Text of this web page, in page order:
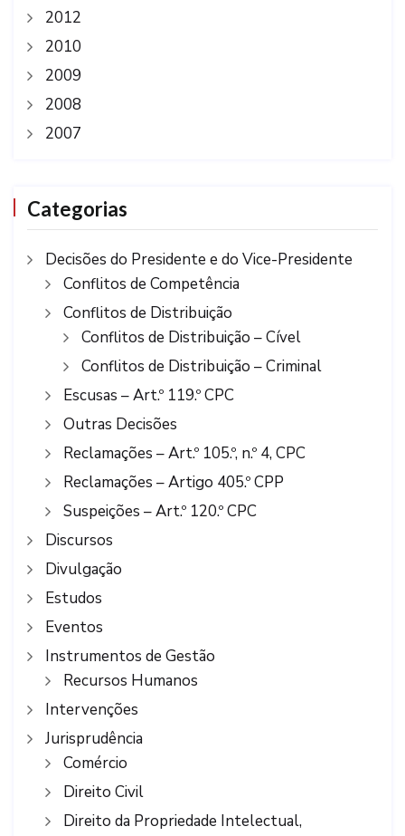
2012
2010
2009
2008
2007
Categorias
Decisões do Presidente e do Vice-Presidente
Conflitos de Competência
Conflitos de Distribuição
Conflitos de Distribuição – Cível
Conflitos de Distribuição – Criminal
Escusas – Art.º 119.º CPC
Outras Decisões
Reclamações – Art.º 105.º, n.º 4, CPC
Reclamações – Artigo 405.º CPP
Suspeições – Art.º 120.º CPC
Discursos
Divulgação
Estudos
Eventos
Instrumentos de Gestão
Recursos Humanos
Intervenções
Jurisprudência
Comércio
Direito Civil
Direito da Propriedade Intelectual,